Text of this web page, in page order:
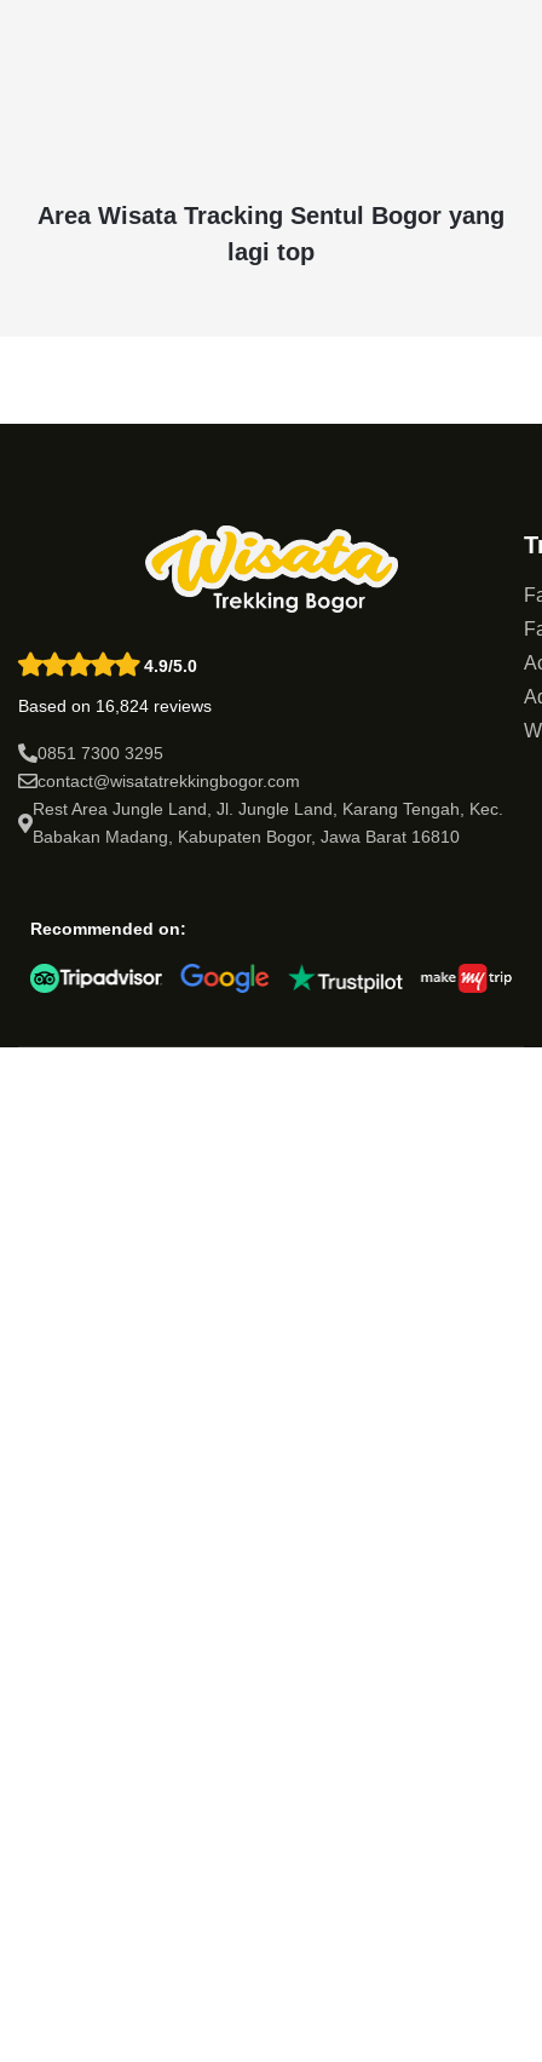
Area Wisata Tracking Sentul Bogor yang
lagi top
4.9/5.0
Based on 16,824 reviews
0851 7300 3295
contact@wisatatrekkingbogor.com
Rest Area Jungle Land, Jl. Jungle Land, Karang Tengah, Kec.
Babakan Madang, Kabupaten Bogor, Jawa Barat 16810
Recommended on: